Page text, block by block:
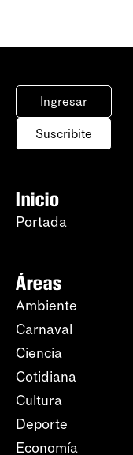
Ingresar
Suscribite
Inicio
Portada
Áreas
Ambiente
Carnaval
Ciencia
Cotidiana
Cultura
Deporte
Economía